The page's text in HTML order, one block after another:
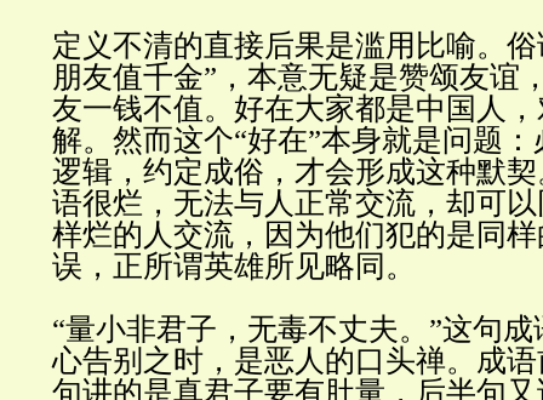
定义不清的直接后果是滥用比喻。
朋友值千金” ，本意无疑是赞颂友谊
友一钱不值。好在大家都是中国人
解。然而这个“好在”本身就是问题
逻辑，约定成俗，才会形成这种默
语很烂，无法与人正常交流，却可
样烂的人交流，因为他们犯的是同
误，正所谓英雄所见略同 。
“量小非君子，无毒不丈夫。 ”这句成
心告别之时，是恶人的口头禅。成
句讲的是真君子要有肚量，后半句